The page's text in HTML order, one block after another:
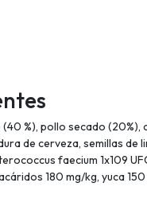
%), pollo secado
de cerveza, semillas
faecium 1x109
180 mg/kg, yuca